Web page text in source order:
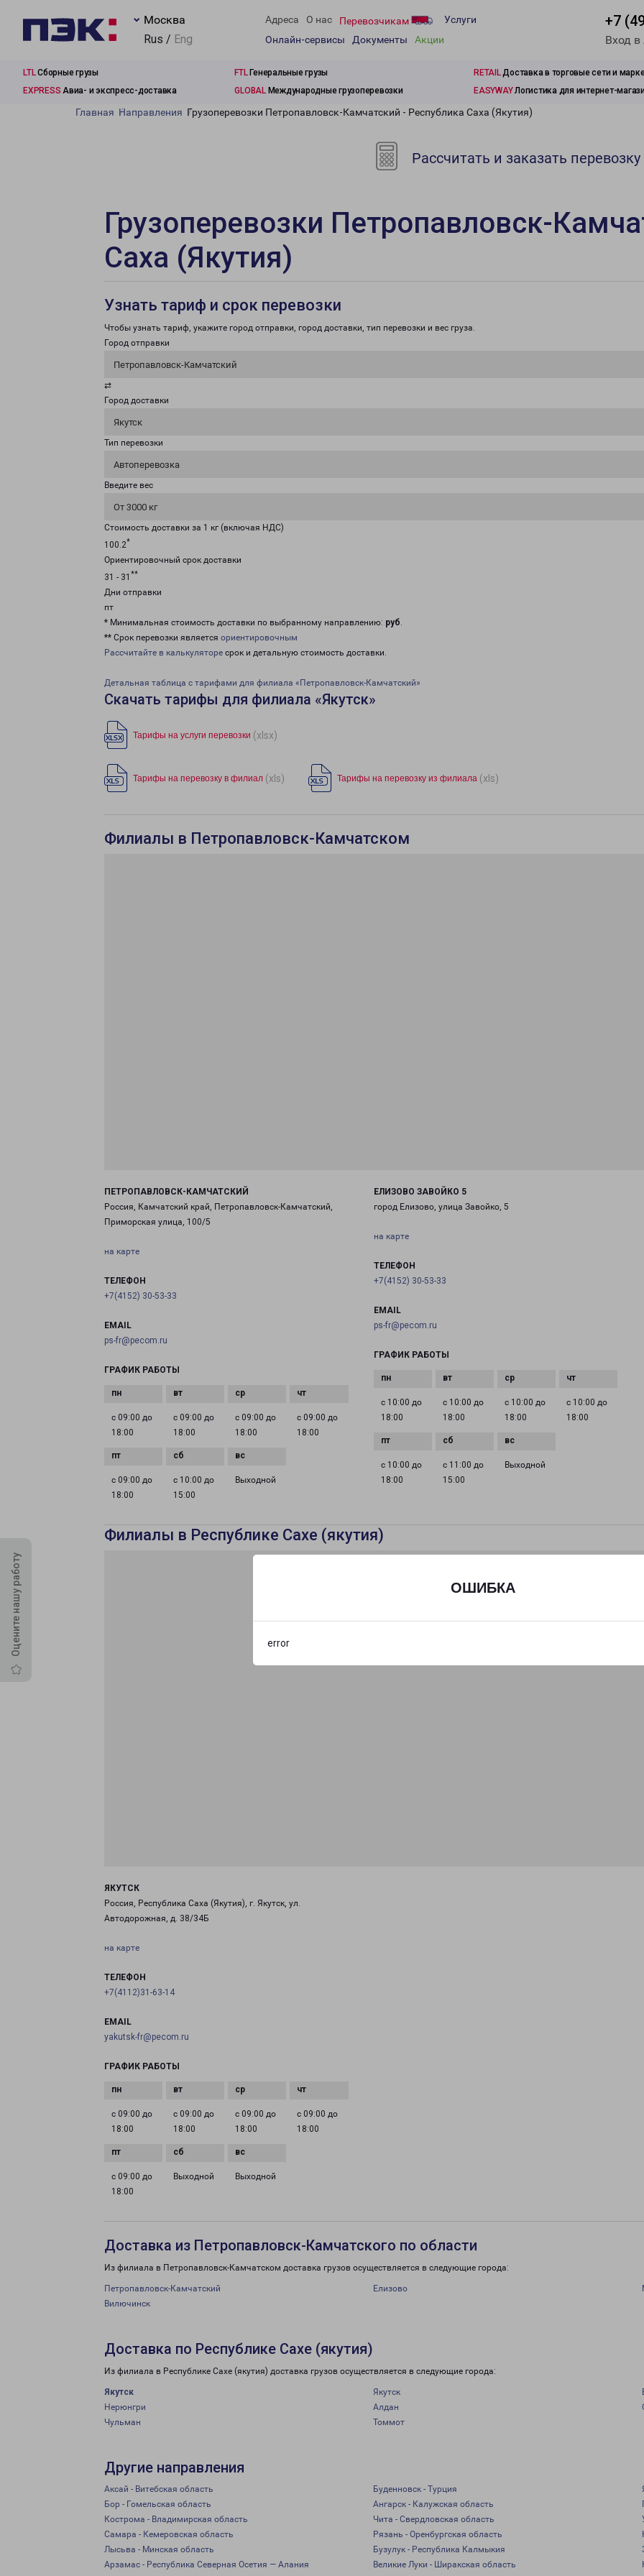
ОШИБКА
error
Москва
Rus / Eng
Адреса О нас Перевозчикам
Услуги
Онлайн-сервисы
Документы Акции
+7
Вход
LTLСборные грузы FTLГенеральные грузы RETAILДоставка в торговые сети и
EXPRESS Авиа- и экспресс-доставка GLOBALМеждународные грузоперевозки EASYWAYЛогистика для интернет-
Оцените нашу работу
Главная Направления Грузоперевозки Петропавловск-Камчатский - Республика Саха (Якутия)
Рассчитать и заказать перевозку
Грузоперевозки Петропавловск-
Саха (Якутия)
Узнать тариф и срок перевозки
Чтобы узнать тариф, укажите город отправки, город доставки, тип перевозки и вес груза.
Город отправки
Петропавловск-Камчатский
⇄
Город доставки
Якутск
Тип перевозки
Автоперевозка
Введите вес
От 3000 кг
Стоимость доставки за 1 кг (включая НДС)
100.2*
Ориентировочный срок доставки
31 - 31 **
Дни отправки
пт
* Минимальная стоимость доставки по выбранному направлению: руб.
** Срок перевозки является ориентировочным
Рассчитайте в калькуляторе срок и детальную стоимость доставки.
Детальная таблица с тарифами для филиала «Петропавловск-Камчатский»
Скачать тарифы для филиала «Якутск»
Тарифы на услуги перевозки (xlsx)
Тарифы на перевозку в филиал (xls) Тарифы на перевозку из филиала (xls)
Филиалы в Петропавловск-Камчатском
ПЕТРОПАВЛОВСК-КАМЧАТСКИЙ
Россия, Камчатский край, Петропавловск-Камчатский,
Приморская улица, 100/5
на карте
ТЕЛЕФОН
+7(4152) 30-53-33
EMAIL
ps-fr@pecom.ru
ГРАФИК РАБОТЫ
с 09:00 до
18:00
с 09:00 до
18:00
с 09:00 до
18:00
с 09:00 до
18:00
с 09:00 до
18:00
с 10:00 до
15:00
Выходной
ЕЛИЗОВО ЗАВОЙКО 5
город Елизово, улица Завойко, 5
на карте
ТЕЛЕФОН
+7(4152) 30-53-33
EMAIL
ps-fr@pecom.ru
ГРАФИК РАБОТЫ
с 10:00 до
18:00
с 10:00 до
18:00
с 10:00 до
18:00
с 10:00 до
18:00
с 10:00 до
18:00
с 11:00 до
15:00
Выходной
Филиалы в Республике Сахе (якутия)
ЯКУТСК
Россия, Республика Саха (Якутия), г. Якутск, ул.
Автодорожная, д. 38/34Б
на карте
ТЕЛЕФОН
+7(4112)31-63-14
EMAIL
yakutsk-fr@pecom.ru
ГРАФИК РАБОТЫ
с 09:00 до
18:00
с 09:00 до
18:00
с 09:00 до
18:00
с 09:00 до
18:00
с 09:00 до
18:00
Выходной Выходной
Доставка из Петропавловск-Камчатского по области
Из филиала в Петропавловск-Камчатском доставка грузов осуществляется в следующие города:
Петропавловск-Камчатский Елизово
Вилючинск
Доставка по Республике Сахе (якутия)
Из филиала в Республике Сахе (якутия) доставка грузов осуществляется в следующие города:
Якутск Якутск
Нерюнгри
Алдан
Чульман
Томмот
Другие направления
Аксай - Витебская область Буденновск - Турция
Бор - Гомельская область
Ангарск - Калужская область
Кострома - Владимирская область
Чита - Свердловская область
Самара - Кемеровская область
Рязань - Оренбургская область
Лысьва - Минская область
Бузулук - Республика Калмыкия
Арзамас - Республика Северная Осетия — Алания
Великие Луки - Ширакская область